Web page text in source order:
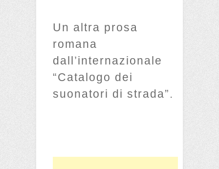
Un altra prosa
romana
dall’internazionale
“Catalogo dei
suonatori di strada”.